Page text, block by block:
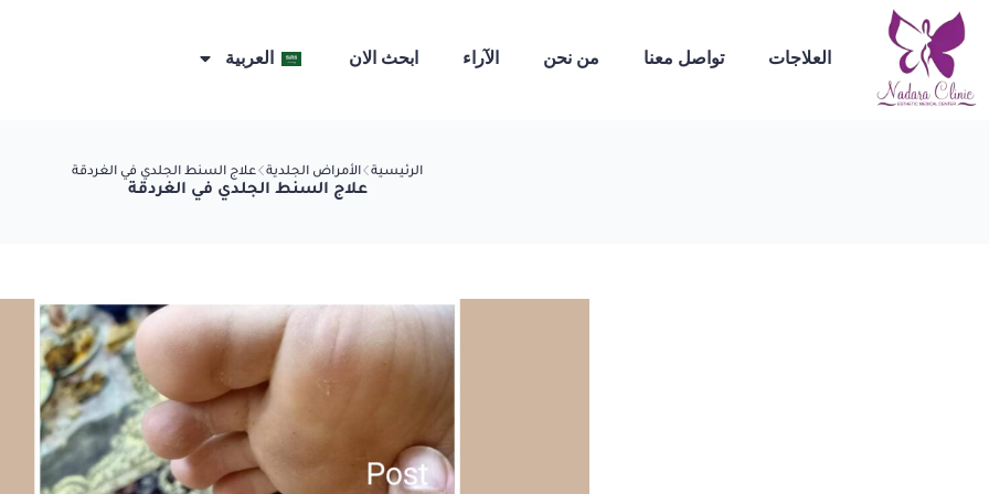
العلاجات تواصل معنا من نحن الآراء ابحث الان العربية
الرئيسية الأمراض الجلدية علاج السنط الجلدي في الغردقة
علاج السنط الجلدي في الغردقة